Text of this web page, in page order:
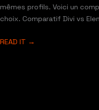
mêmes profils. Voici un
choix. Comparatif Divi vs
READ IT →